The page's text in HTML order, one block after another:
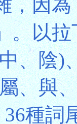
，因
。以
、陰)
、與
種詞